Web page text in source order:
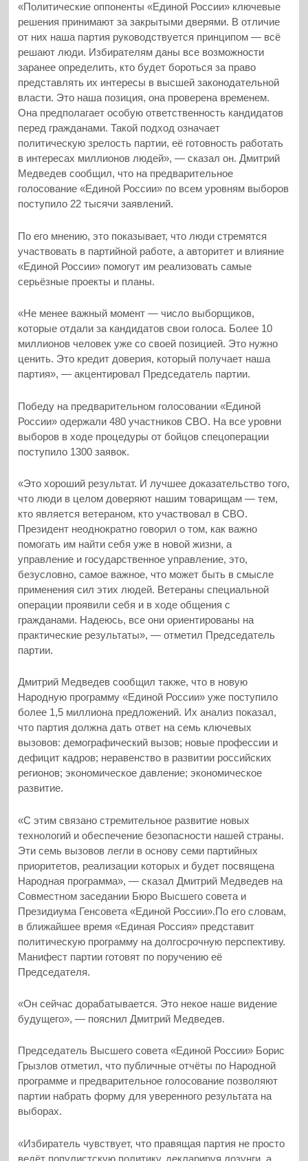
«Политические оппоненты «Единой России» ключевые
решения принимают за закрытыми дверями. В отличие
от них наша партия руководствуется принципом — всё
решают люди. Избирателям даны все возможности
заранее определить, кто будет бороться за право
представлять их интересы в высшей законодательной
власти. Это наша позиция, она проверена временем.
Она предполагает особую ответственность кандидатов
перед гражданами. Такой подход означает
политическую зрелость партии, её готовность работать
в интересах миллионов людей», — сказал он. Дмитрий
Медведев сообщил, что на предварительное
голосование «Единой России» по всем уровням выборов
поступило 22 тысячи заявлений.
По его мнению, это показывает, что люди стремятся
участвовать в партийной работе, а авторитет и влияние
«Единой России» помогут им реализовать самые
серьёзные проекты и планы.
«Не менее важный момент — число выборщиков,
которые отдали за кандидатов свои голоса. Более 10
миллионов человек уже со своей позицией. Это нужно
ценить. Это кредит доверия, который получает наша
партия», — акцентировал Председатель партии.
Победу на предварительном голосовании «Единой
России» одержали 480 участников СВО. На все уровни
выборов в ходе процедуры от бойцов спецоперации
поступило 1300 заявок.
«Это хороший результат. И лучшее доказательство того,
что люди в целом доверяют нашим товарищам — тем,
кто является ветераном, кто участвовал в СВО.
Президент неоднократно говорил о том, как важно
помогать им найти себя уже в новой жизни, а
управление и государственное управление, это,
безусловно, самое важное, что может быть в смысле
применения сил этих людей. Ветераны специальной
операции проявили себя и в ходе общения с
гражданами. Надеюсь, все они ориентированы на
практические результаты», — отметил Председатель
партии.
Дмитрий Медведев сообщил также, что в новую
Народную программу «Единой России» уже поступило
более 1,5 миллиона предложений. Их анализ показал,
что партия должна дать ответ на семь ключевых
вызовов: демографический вызов; новые профессии и
дефицит кадров; неравенство в развитии российских
регионов; экономическое давление; экономическое
развитие.
«С этим связано стремительное развитие новых
технологий и обеспечение безопасности нашей страны.
Эти семь вызовов легли в основу семи партийных
приоритетов, реализации которых и будет посвящена
Народная программа», — сказал Дмитрий Медведев на
Совместном заседании Бюро Высшего совета и
Президиума Генсовета «Единой России».По его словам,
в ближайшее время «Единая Россия» представит
политическую программу на долгосрочную перспективу.
Манифест партии готовят по поручению её
Председателя.
«Он сейчас дорабатывается. Это некое наше видение
будущего», — пояснил Дмитрий Медведев.
Председатель Высшего совета «Единой России» Борис
Грызлов отметил, что публичные отчёты по Народной
программе и предварительное голосование позволяют
партии набрать форму для уверенного результата на
выборах.
«Избиратель чувствует, что правящая партия не просто
ведёт популистскую политику, декларируя лозунги, а